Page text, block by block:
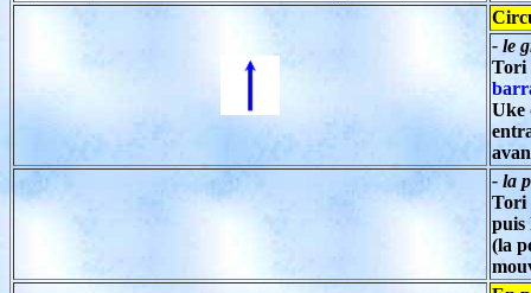
- le
Tori
Uke
- la
Tori
puis
(la